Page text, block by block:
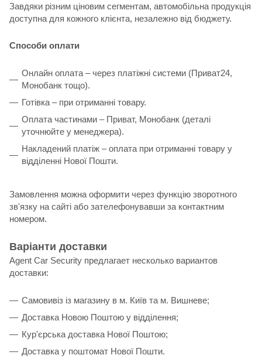
Завдяки різним ціновим сегментам, автомобільна продукція
доступна для кожного клієнта, незалежно від бюджету.
Способи оплати
Онлайн оплата – через платіжні системи (Приват24,
Монобанк тощо).
Готівка – при отриманні товару.
Оплата частинами – Приват, Монобанк (деталі
уточнюйте у менеджера).
Накладений платіж – оплата при отриманні товару у
відділенні Нової Пошти.
Замовлення можна оформити через функцію зворотного
зв'язку на сайті або зателефонувавши за контактним
номером.
Варіанти доставки
Agent Car Security предлагает несколько вариантов
доставки:
Самовивіз із магазину в м. Київ та м. Вишневе;
Доставка Новою Поштою у відділення;
Кур'єрська доставка Нової Поштою;
Доставка у поштомат Нової Пошти.